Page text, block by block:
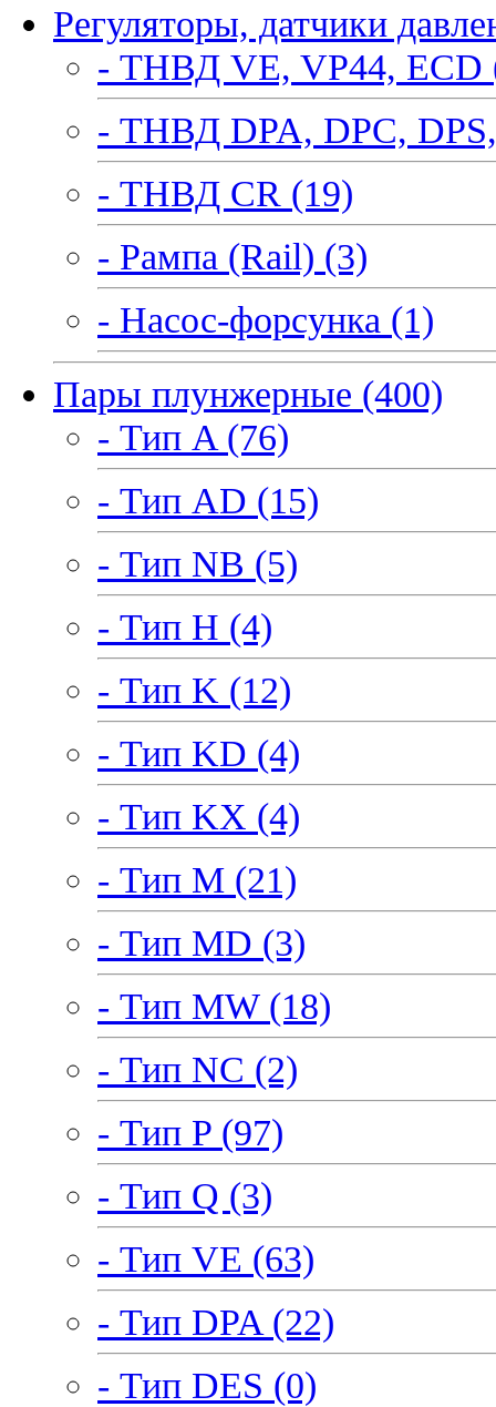
Регуляторы, датчики
- ТНВД VE, VP44, ECD
- ТНВД DPA, DPC,
- ТНВД CR (19)
- Рампа (Rail) (3)
- Насос-форсунка (1)
Пары плунжерные (400)
- Тип A (76)
- Тип AD (15)
- Тип NB (5)
- Тип H (4)
- Тип K (12)
- Тип KD (4)
- Тип KX (4)
- Тип M (21)
- Тип MD (3)
- Тип MW (18)
- Тип NC (2)
- Тип P (97)
- Тип Q (3)
- Тип VE (63)
- Тип DPA (22)
- Тип DES (0)